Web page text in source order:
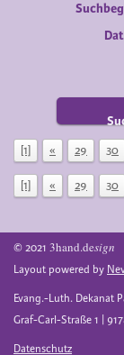
[1] « 29 30
[1] « 29 30
© 2021 3hand.design
Layout powered by
Evang.-Luth. Dekanat
Graf-Carl-Straße 1 |
Datenschutz